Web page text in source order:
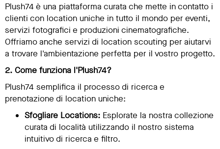
Plush74 è una piattaforma curata che mette in contatto i
clienti con location uniche in tutto il mondo per eventi,
servizi fotografici e produzioni cinematografiche.
Offriamo anche servizi di location scouting per aiutarvi
a trovare l'ambientazione perfetta per il vostro progetto.
2. Come funziona l'Plush74?
Plush74 semplifica il processo di ricerca e
prenotazione di location uniche:
Sfogliare Locations: Esplorate la nostra collezione
curata di località utilizzando il nostro sistema
intuitivo di ricerca e filtro.